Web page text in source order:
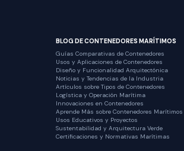
BLOG DE CONTENEDORES MARÍTIMOS
Guías Comparativas de Contenedores
Usos y Aplicaciones de Contenedores
Diseño y Funcionalidad Arquitectónica
Noticias y Tendencias de la Industria
Artículos sobre Tipos de Contenedores
Logística y Operación Marítima
Innovaciones en Contenedores
Aprende Más sobre Contenedores Marítimos
Usos Educativos y Proyectos
Sustentabilidad y Arquitectura Verde
Certificaciones y Normativas Marítimas